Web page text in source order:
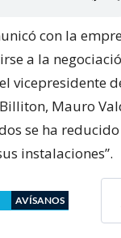
con la
a la
vicepresidente
Mauro
se ha
instalaciones”.
AVÍSANOS